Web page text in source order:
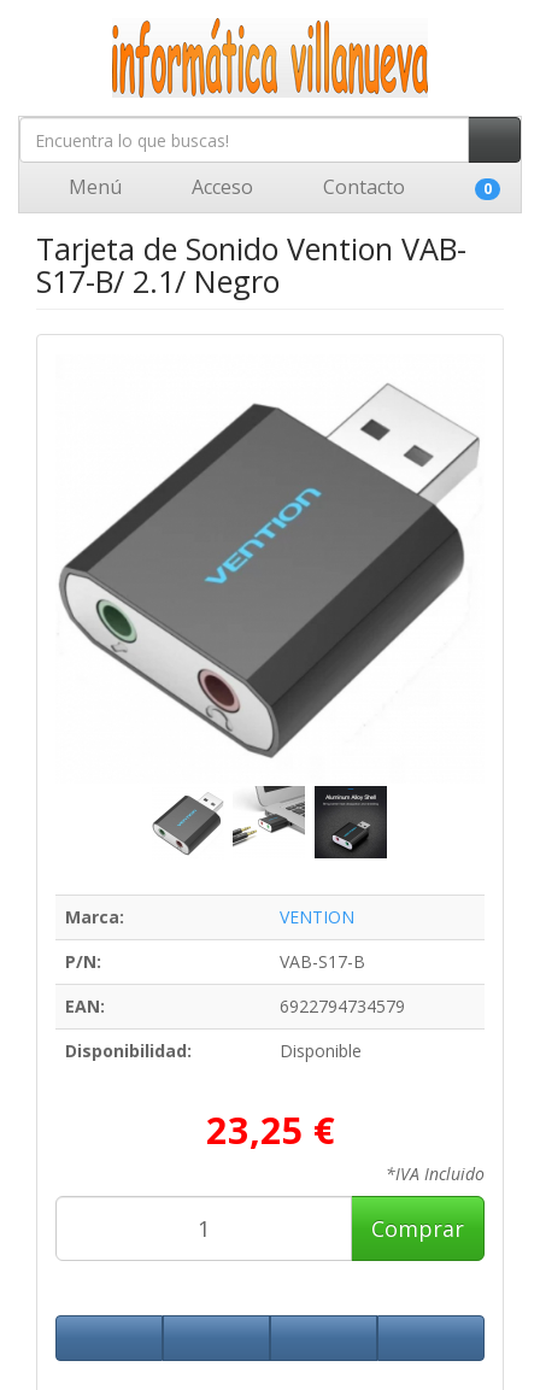
Menú Acceso Contacto 0
Tarjeta de Sonido Vention VAB-
S17-B/ 2.1/ Negro
Marca:
VENTION
P/N:
VAB-S17-B
EAN:
6922794734579
Disponibilidad:
Disponible
23,25 €
*IVA Incluido
Comprar